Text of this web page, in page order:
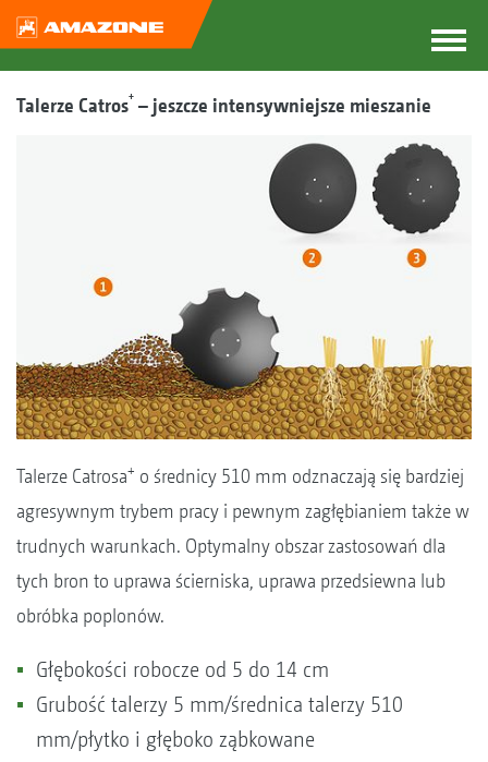
Talerze Catros+ – jeszcze intensywniejsze mieszanie
Talerze Catrosa+ o średnicy 510 mm odznaczają się bardziej
agresywnym trybem pracy i pewnym zagłębianiem także w
trudnych warunkach. Optymalny obszar zastosowań dla
tych bron to uprawa ścierniska, uprawa przedsiewna lub
obróbka poplonów.
Głębokości robocze od 5 do 14 cm
Grubość talerzy 5 mm/średnica talerzy 510
mm/płytko i głęboko ząbkowane